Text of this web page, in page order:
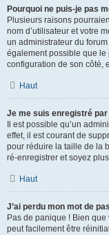
Pourquoi ne puis-je pas
Plusieurs raisons
nom d’utilisateur et votre
un administrateur du
également possible que le
configuration de son côté,
Haut
Je me suis enregistré
Il est possible qu’un
effet, il est courant de
pour réduire la taille de la
ré-enregistrer et soyez
Haut
J’ai perdu mon mot de
Pas de panique ! Bien
peut facilement être